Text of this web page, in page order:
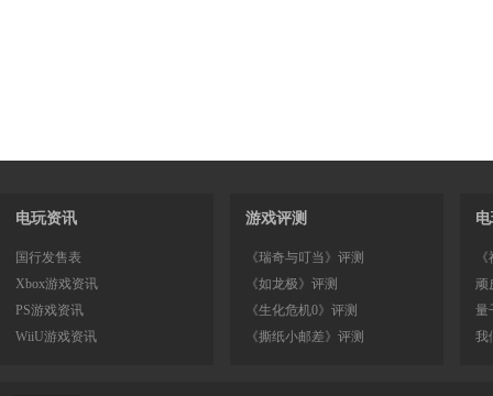
电玩资讯
国行发售表
Xbox游戏资讯
PS游戏资讯
WiiU游戏资讯
游戏评测
《瑞奇与叮当》评测
《如龙极》评测
《生化危机0》评测
《撕纸小邮差》评测
顽
量
我